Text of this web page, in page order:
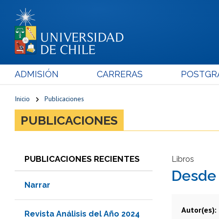
ADMISIÓN CARRERAS
Inicio Publicaciones
PUBLICACIONES
PUBLICACIONES RECIENTES
Narrar
Revista Análisis del Año 2024
Libros
Autor(es)